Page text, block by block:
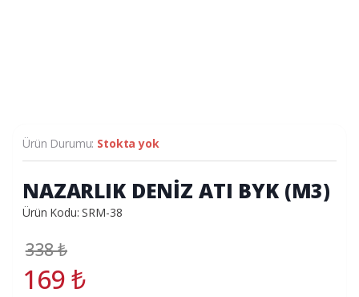
Ürün Durumu: Stokta yok
NAZARLIK DENİZ ATI BYK (M3)
Ürün Kodu: SRM-38
338₺
169₺